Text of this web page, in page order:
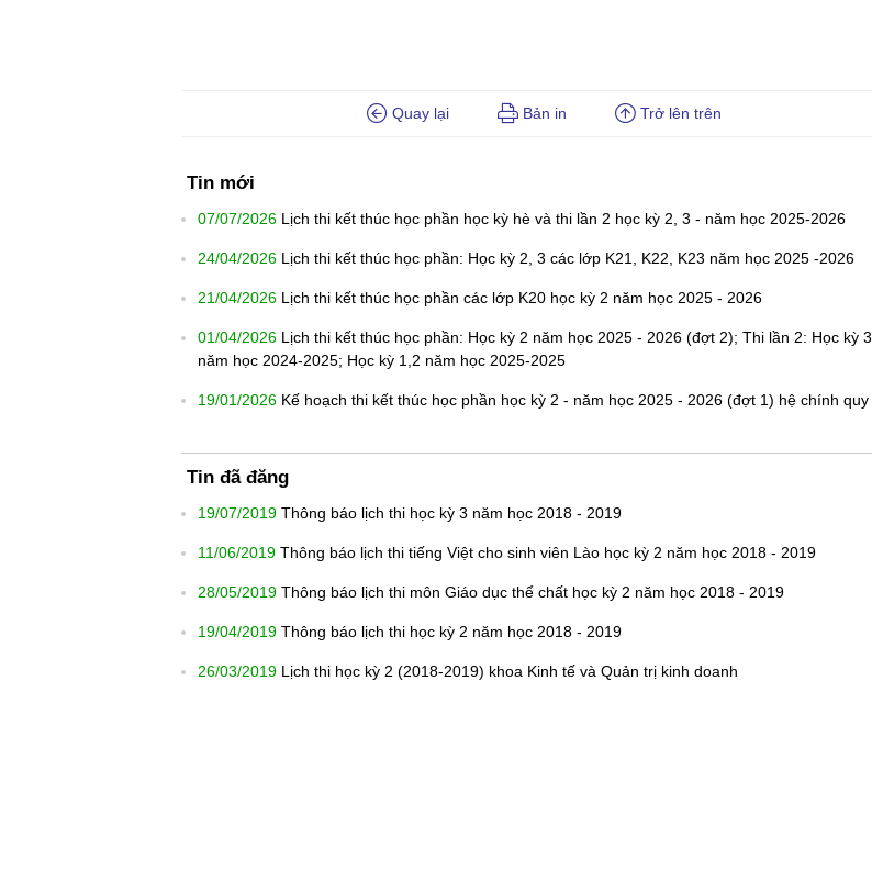
Quay lại Bản in Trở lên trên
Tin mới
07/07/2026 Lịch thi kết thúc học phần học kỳ hè và thi lần 2 học kỳ 2, 3 - năm học 2025-2026
24/04/2026 Lịch thi kết thúc học phần: Học kỳ 2, 3 các lớp K21, K22, K23 năm học 2025 -2026
21/04/2026 Lịch thi kết thúc học phần các lớp K20 học kỳ 2 năm học 2025 - 2026
01/04/2026 Lịch thi kết thúc học phần: Học kỳ 2 năm học 2025 - 2026 (đợt 2); Thi lần 2: Học kỳ 3
năm học 2024-2025; Học kỳ 1,2 năm học 2025-2025
19/01/2026 Kế hoạch thi kết thúc học phần học kỳ 2 - năm học 2025 - 2026 (đợt 1) hệ chính quy
Tin đã đăng
19/07/2019 Thông báo lịch thi học kỳ 3 năm học 2018 - 2019
11/06/2019 Thông báo lịch thi tiếng Việt cho sinh viên Lào học kỳ 2 năm học 2018 - 2019
28/05/2019 Thông báo lịch thi môn Giáo dục thể chất học kỳ 2 năm học 2018 - 2019
19/04/2019 Thông báo lịch thi học kỳ 2 năm học 2018 - 2019
26/03/2019 Lịch thi học kỳ 2 (2018-2019) khoa Kinh tế và Quản trị kinh doanh